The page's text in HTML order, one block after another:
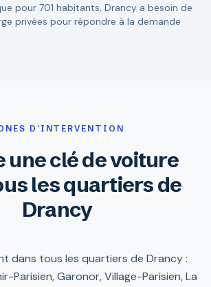
pour 701 habitants, Drancy a besoin de
privées pour répondre à la demande
D'INTERVENTION
une clé de voiture
les quartiers de
Drancy
dans tous les quartiers de Drancy :
Parisien, Garonor, Village-Parisien, La